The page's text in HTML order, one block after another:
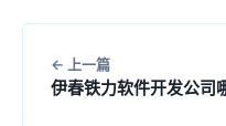
上一篇
伊春铁力软件开发公司